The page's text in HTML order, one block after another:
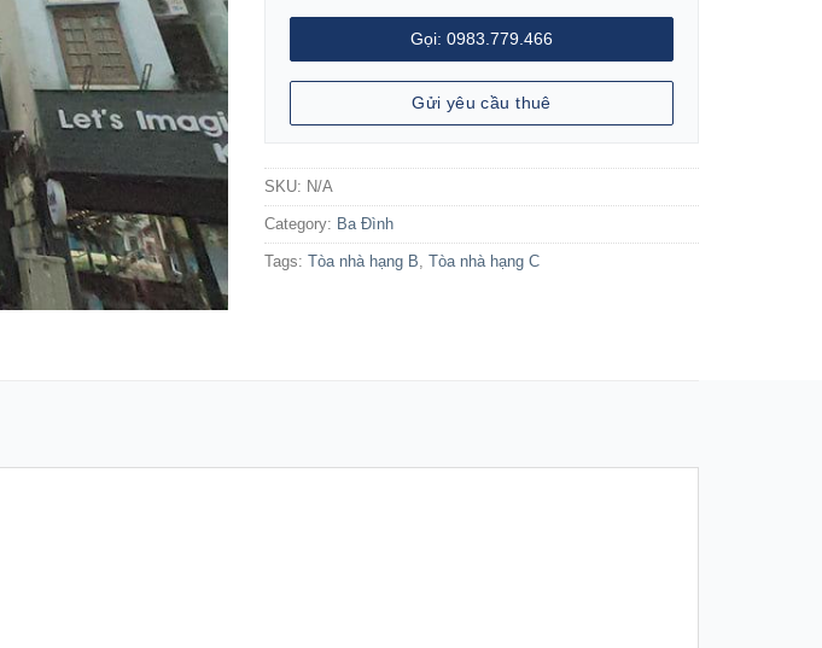
Gọi: 0983.779.466
Gửi yêu cầu thuê
SKU: N/A
Category: Ba Đình
Tags: Tòa nhà hạng B, Tòa nhà hạng C